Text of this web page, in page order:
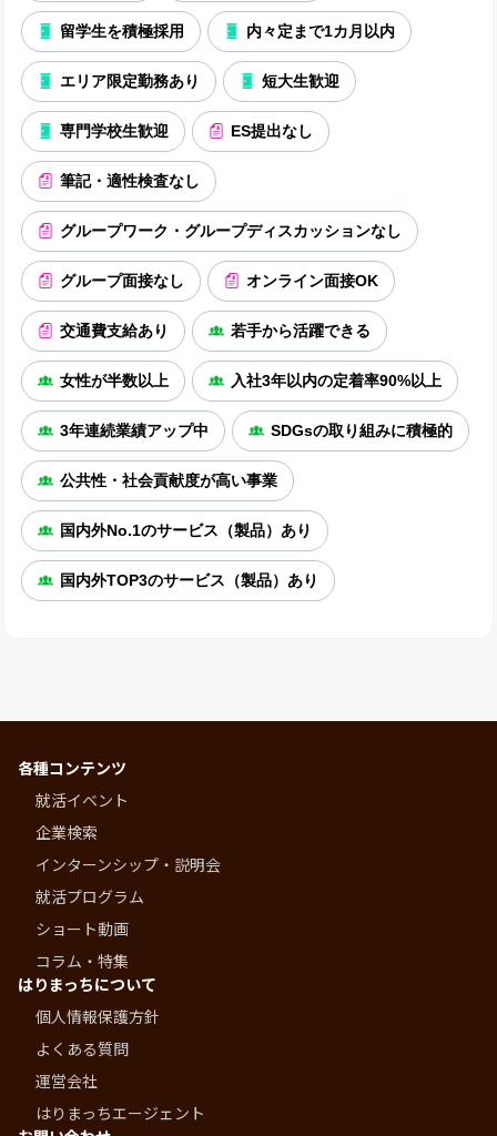
留学生を積極採用 内々定まで1カ月以内
エリア限定勤務あり 短大生歓迎
専門学校生歓迎 ES提出なし
筆記・適性検査なし
グループワーク・グループディスカッションなし
グループ面接なし オンライン面接OK
交通費支給あり 若手から活躍できる
女性が半数以上 入社3年以内の定着率90%以上
3年連続業績アップ中 SDGsの取り組みに積極的
公共性・社会貢献度が高い事業
国内外No.1のサービス（製品）あり
国内外TOP3のサービス（製品）あり
各種コンテンツ
就活イベント
企業検索
インターンシップ・説明会
就活プログラム
ショート動画
コラム・特集
はりまっちについて
個人情報保護方針
よくある質問
運営会社
はりまっちエージェント